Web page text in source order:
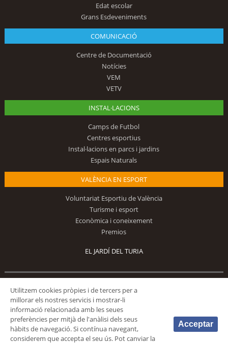
Edat escolar
Grans Esdeveniments
COMUNICACIÓ
Centre de Documentació
Notícies
VEM
VETV
INSTAL·LACIONS
Camps de Futbol
Centres esportius
Instal·lacions en parcs i jardins
Espais Naturals
VALÈNCIA EN ESPORT
Voluntariat Esportiu de València
Turisme i esport
Econòmica i coneixement
Premios
EL JARDÍ DEL TURIA
Utilitzem cookies pròpies i de tercers per a
millorar els nostres servicis i mostrar-li
informació relacionada amb les seues
preferències per mitjà de l'anàlisi dels seus
hàbits de navegació. Si contínua navegant,
considerem que accepta el seu ús. Pot canviar la
Acceptar